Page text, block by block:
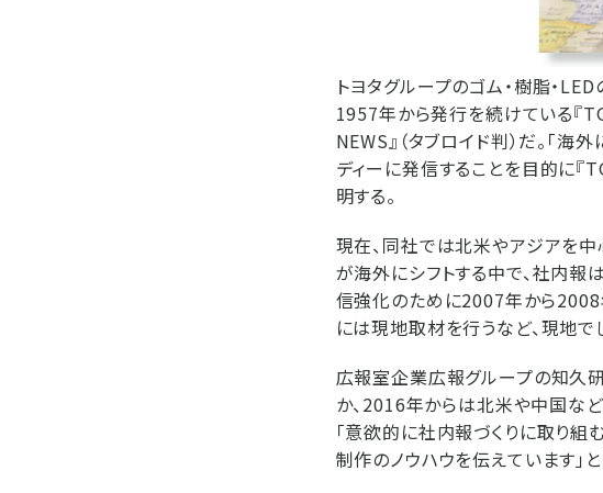
トヨタグループのゴム・樹脂・
1957年から発行を続けている『
NEWS』（タブロイド判）だ。「
ディーに発信することを目的に
明する。
現在、同社では北米やアジアを
が海外にシフトする中で、社内
信強化のために2007年から
には現地取材を行うなど、現地
広報室企業広報グループの知久
か、2016年からは北米や中国な
「意欲的に社内報づくりに取り
制作のノウハウを伝えています」と